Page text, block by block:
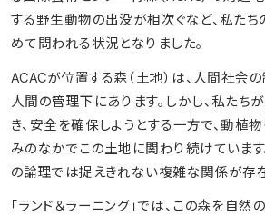
する野生動物の出没が相次ぐなど、私た
めて問われる状況となりました。
ACACが位置する森（土地）は、人間社会
人間の管理下にあります。しかし、私たち
き、安全を確保しようとする一方で、動植
みのなかでこの土地に関わり続けています
の論理では捉えきれない複雑な関係が存在
「ランド＆ラーニング」では、この森を自